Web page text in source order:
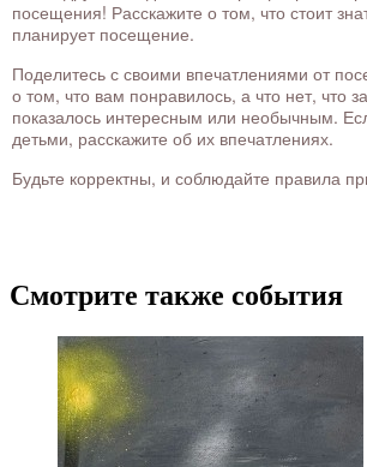
посещения! Расскажите о том, что стоит
планирует посещение.
Поделитесь с своими впечатлениями от
о том, что вам понравилось, а что нет, что
показалось интересным или необычным.
детьми, расскажите об их впечатлениях.
Будьте корректны, и соблюдайте правила
Смотрите также события